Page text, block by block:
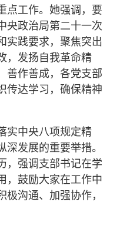
点工作。她强调，要
央政治局第二十一次
实践要求，聚焦突出
，发扬自我革命精
善作善成，各党支部
传达学习，确保精神
实中央八项规定精
发展的重要举措。
，强调支部书记在学
，鼓励大家在工作中
沟通、加强协作，